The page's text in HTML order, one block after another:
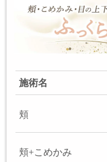
施術名
頬
頬+こめかみ